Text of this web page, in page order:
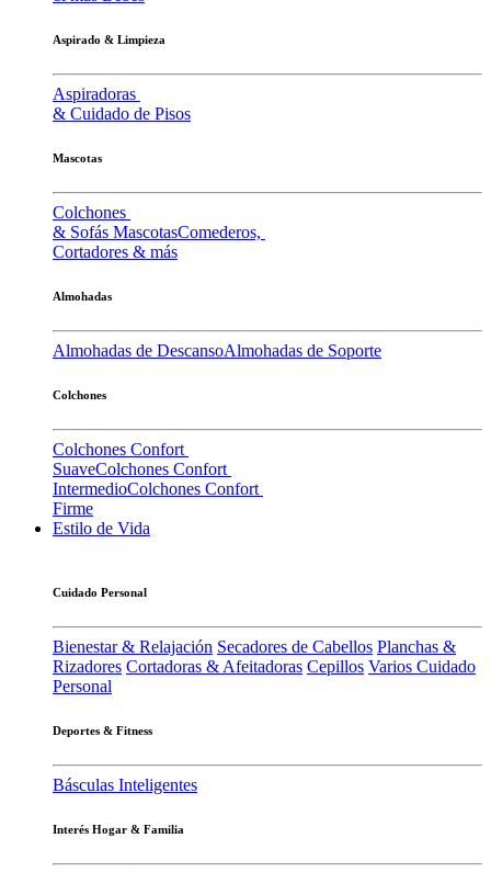
Aspirado & Limpieza
Aspiradoras
& Cuidado de Pisos
Mascotas
Colchones
& Sofás MascotasComederos,
Cortadores & más
Almohadas
Almohadas de DescansoAlmohadas de Soporte
Colchones
Colchones Confort
SuaveColchones Confort
IntermedioColchones Confort
Firme
Estilo de Vida
Cuidado Personal
Bienestar & Relajación Secadores de Cabellos Planchas &
Rizadores Cortadoras & Afeitadoras Cepillos Varios Cuidado
Personal
Deportes & Fitness
Básculas Inteligentes
Interés Hogar & Familia